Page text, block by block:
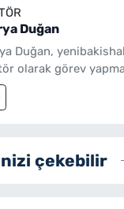
Duğan
Duğan,
olarak görev
çekebilir